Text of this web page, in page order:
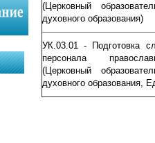
(Церковный
духовного образования)
УК.03.01 - Подготовка
персонала
(Церковный
духовного образования,